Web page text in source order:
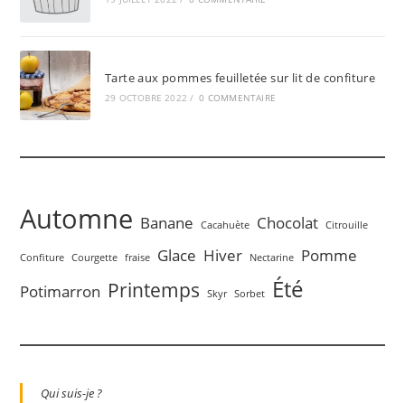
Tarte aux pommes feuilletée sur lit de confiture
29 OCTOBRE 2022 / 0 COMMENTAIRE
Automne Banane Cacahuète Chocolat Citrouille
Confiture Courgette fraise Glace Hiver Nectarine
Pomme
Potimarron Printemps Skyr Sorbet Été
Qui suis-je ?